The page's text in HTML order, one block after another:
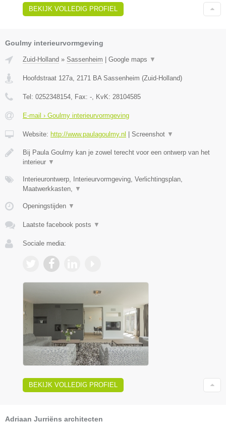
BEKIJK VOLLEDIG PROFIEL
Goulmy interieurvormgeving
Zuid-Holland » Sassenheim | Google maps ▼
Hoofdstraat 127a 2171 BA Sassenheim (Zuid-Holland)
Tel: 0252348154 , Fax: - , KvK: 28104585
E-mail › Goulmy interieurvormgeving
Website: http://www.paulagoulmy.nl | Screenshot ▼
Bij Paula Goulmy kan je zowel terecht voor een ontwerp van het
interieur ▼
Interieurontwerp, Interieurvormgeving, Verlichtingsplan,
Maatwerkkasten,
▼
Openingstijden ▼
Laatste facebook posts ▼
Sociale media:
BEKIJK VOLLEDIG PROFIEL
Adriaan Jurriëns architecten